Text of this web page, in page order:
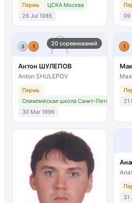
Пермь
ЦСКА Москва
26 Jul 1985
09
20 соревнований
3 1
Антон ШУЛЕПОВ
Anton SHULEPOV
Пермь
Олимпийская школа Санкт-Петербург
30 Mar 1996
1
21
31